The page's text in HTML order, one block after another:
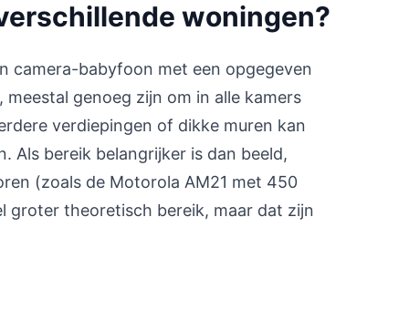
woningen?
camera-babyfoon met een opgegeven
genoeg zijn om in alle kamers
verdiepingen of dikke muren kan
Als bereik belangrijker is dan beeld,
(zoals de Motorola AM21 met 450
groter theoretisch bereik, maar dat zijn